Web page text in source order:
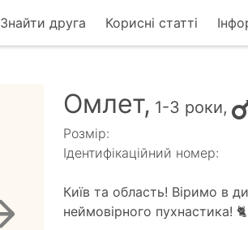
Знайти друга Корисні статті
Омлет, 1-3 роки,
Розмір:
Ідентифікаційний номер:
Київ та область! Віримо в
неймовірного пухнастика! 🐈